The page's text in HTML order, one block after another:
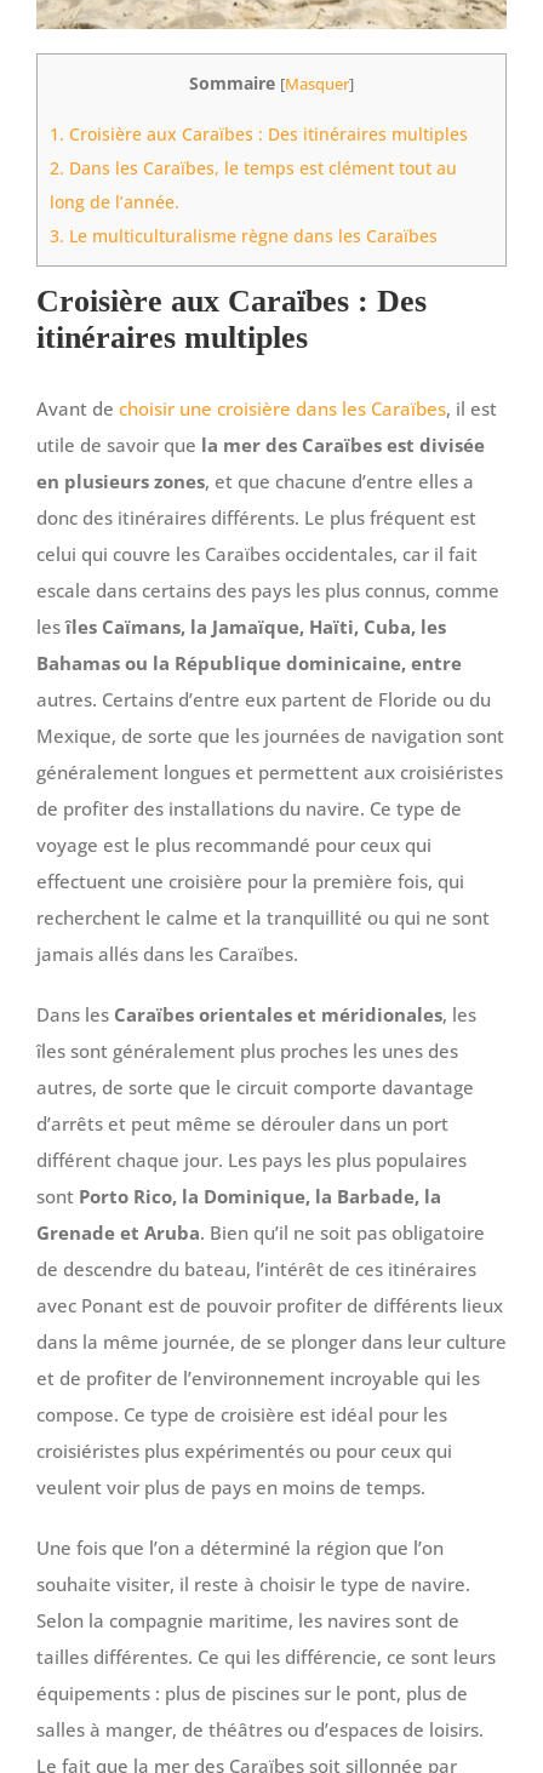
Sommaire [Masquer]
1. Croisière aux Caraïbes : Des itinéraires multiples
2. Dans les Caraïbes, le temps est clément tout au
long de l’année.
3. Le multiculturalisme règne dans les Caraïbes
Croisière aux Caraïbes : Des
itinéraires multiples
Avant de choisir une croisière dans les Caraïbes, il est
utile de savoir que la mer des Caraïbes est divisée
en plusieurs zones, et que chacune d’entre elles a
donc des itinéraires différents. Le plus fréquent est
celui qui couvre les Caraïbes occidentales, car il fait
escale dans certains des pays les plus connus, comme
lesîles Caïmans, la Jamaïque, Haïti, Cuba, les
Bahamas ou la République dominicaine, entre
autres. Certains d’entre eux partent de Floride ou du
Mexique, de sorte que les journées de navigation sont
généralement longues et permettent aux croisiéristes
de profiter des installations du navire. Ce type de
voyage est le plus recommandé pour ceux qui
effectuent une croisière pour la première fois, qui
recherchent le calme et la tranquillité ou qui ne sont
jamais allés dans les Caraïbes.
Dans les Caraïbes orientales et méridionales, les
îles sont généralement plus proches les unes des
autres, de sorte que le circuit comporte davantage
d’arrêts et peut même se dérouler dans un port
différent chaque jour. Les pays les plus populaires
sont Porto Rico, la Dominique, la Barbade, la
Grenade et Aruba. Bien qu’il ne soit pas obligatoire
de descendre du bateau, l’intérêt de ces itinéraires
avec Ponant est de pouvoir profiter de différents lieux
dans la même journée, de se plonger dans leur culture
et de profiter de l’environnement incroyable qui les
compose. Ce type de croisière est idéal pour les
croisiéristes plus expérimentés ou pour ceux qui
veulent voir plus de pays en moins de temps.
Une fois que l’on a déterminé la région que l’on
souhaite visiter, il reste à choisir le type de navire.
Selon la compagnie maritime, les navires sont de
tailles différentes. Ce qui les différencie, ce sont leurs
équipements : plus de piscines sur le pont, plus de
salles à manger, de théâtres ou d’espaces de loisirs.
Le fait que la mer des Caraïbes soit sillonnée par